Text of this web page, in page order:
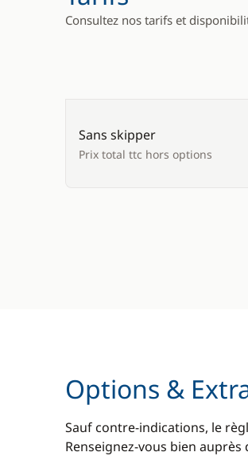
Consultez nos tarifs et
Sans skipper
Prix total ttc hors options
Options &
Sauf contre-indications, le
Renseignez-vous bien